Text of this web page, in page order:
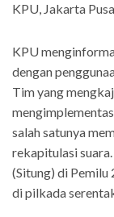
KPU, Jakarta
KPU
dengan
Tim yang
salah satunya
rekapitulasi
(Situng) di
di pilkada